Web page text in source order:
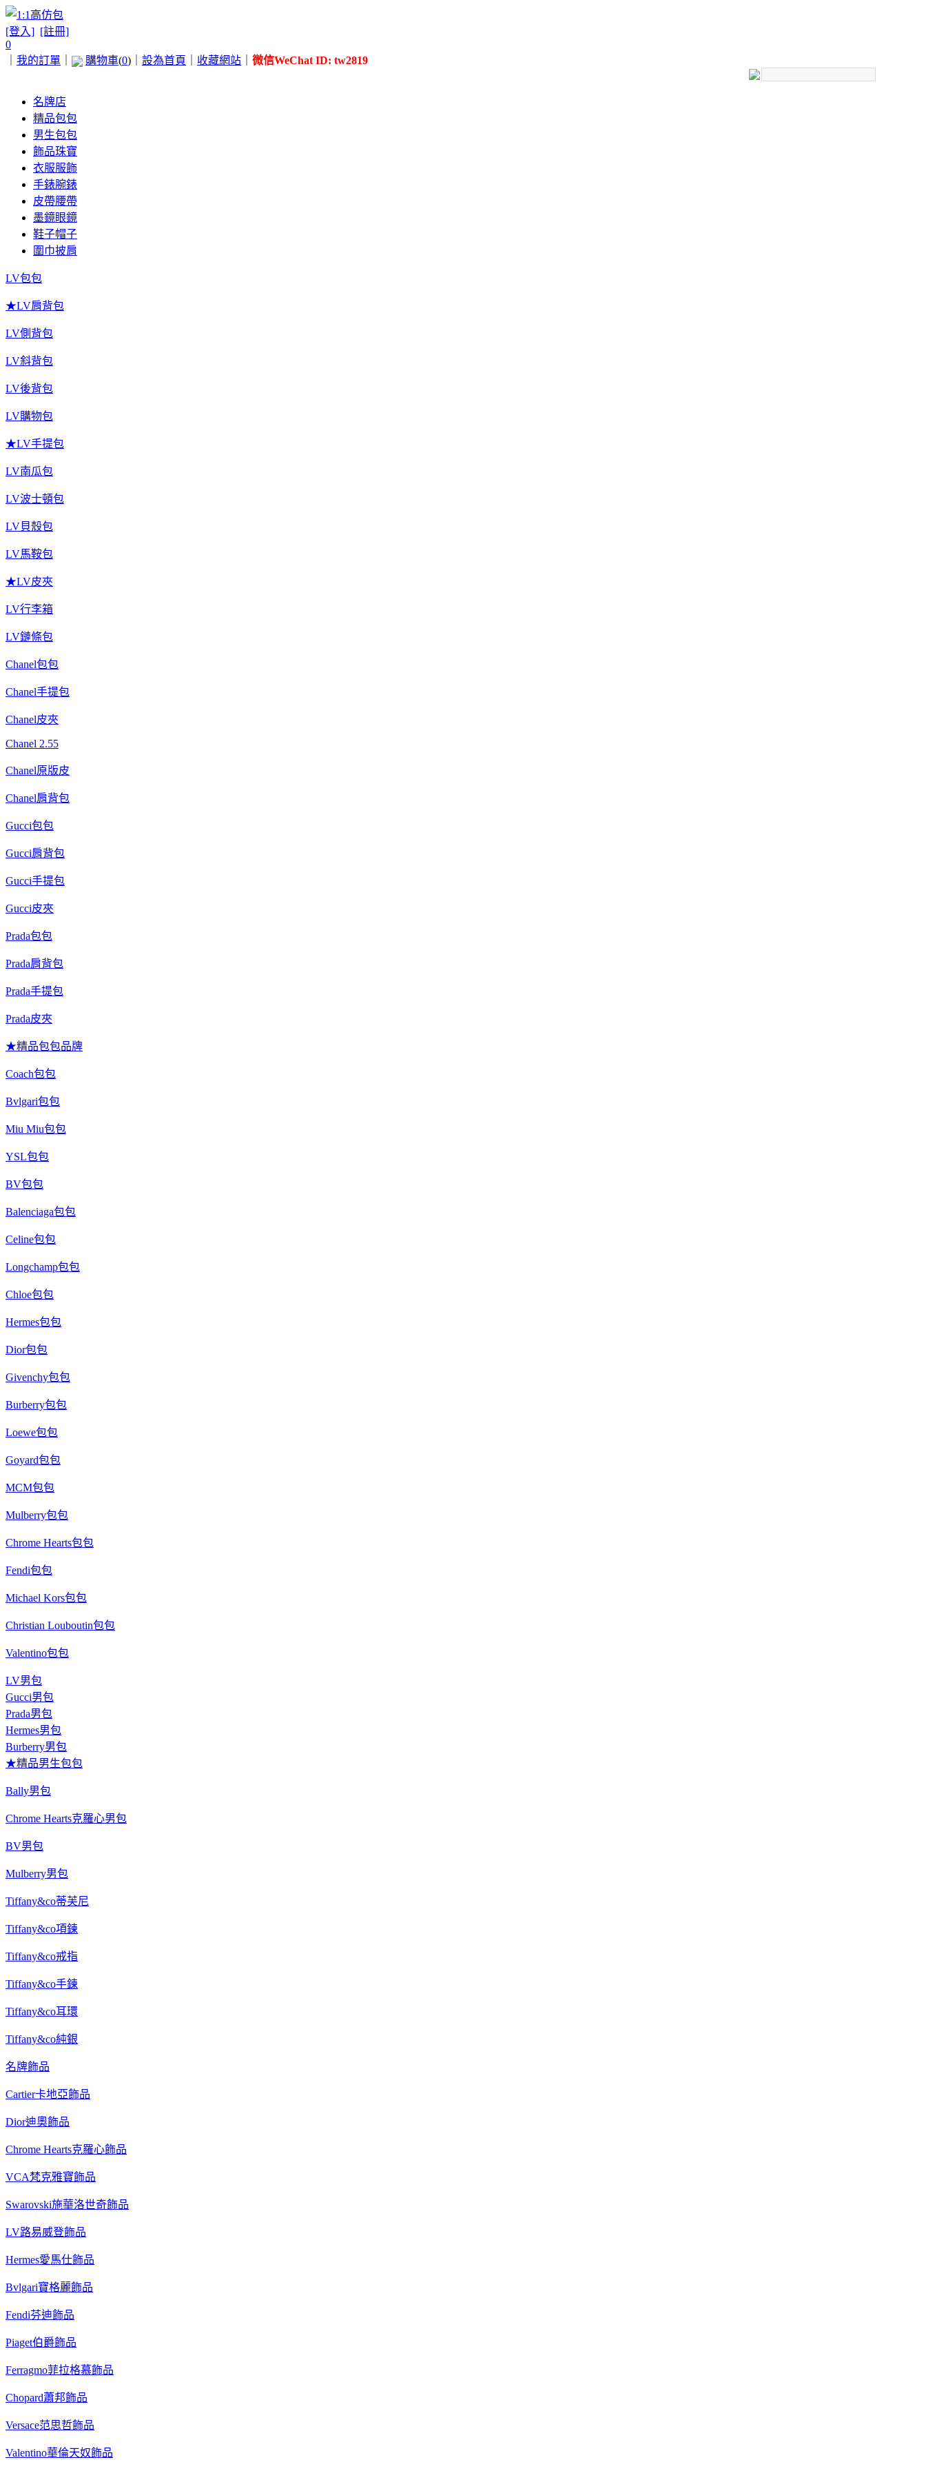
[登入] [註冊]
0
我的訂單 購物車(0) 設為首頁 收藏網站 微信WeChat ID: tw2819
名牌店
精品包包
男生包包
飾品珠寶
衣服服飾
手錶腕錶
皮帶腰帶
墨鏡眼鏡
鞋子帽子
圍巾披肩
LV包包
★LV肩背包
LV側背包
LV斜背包
LV後背包
LV購物包
★LV手提包
LV南瓜包
LV波士頓包
LV貝殼包
LV馬鞍包
★LV皮夾
LV行李箱
LV鏈條包
Chanel包包
Chanel手提包
Chanel皮夾
Chanel 2.55
Chanel原版皮
Chanel肩背包
Gucci包包
Gucci肩背包
Gucci手提包
Gucci皮夾
Prada包包
Prada肩背包
Prada手提包
Prada皮夾
★精品包包品牌
Coach包包
Bvlgari包包
Miu Miu包包
YSL包包
BV包包
Balenciaga包包
Celine包包
Longchamp包包
Chloe包包
Hermes包包
Dior包包
Givenchy包包
Burberry包包
Loewe包包
Goyard包包
MCM包包
Mulberry包包
Chrome Hearts包包
Fendi包包
Michael Kors包包
Christian Louboutin包包
Valentino包包
LV男包
Gucci男包
Prada男包
Hermes男包
Burberry男包
★精品男生包包
Bally男包
Chrome Hearts克羅心男包
BV男包
Mulberry男包
Tiffany&co蒂芙尼
Tiffany&co項鍊
Tiffany&co戒指
Tiffany&co手鍊
Tiffany&co耳環
Tiffany&co純銀
名牌飾品
Cartier卡地亞飾品
Dior迪奧飾品
Chrome Hearts克羅心飾品
VCA梵克雅寶飾品
Swarovski施華洛世奇飾品
LV路易威登飾品
Hermes愛馬仕飾品
Bvlgari寶格麗飾品
Fendi芬迪飾品
Piaget伯爵飾品
Ferragmo菲拉格慕飾品
Chopard蕭邦飾品
Versace范思哲飾品
Valentino華倫天奴飾品